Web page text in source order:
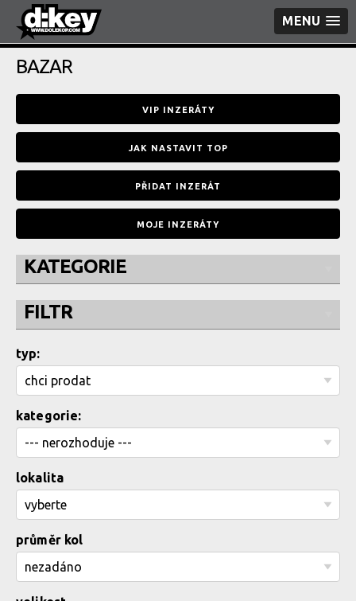
MENU
BAZAR
VIP INZERÁTY
JAK NASTAVIT TOP
PŘIDAT INZERÁT
MOJE INZERÁTY
KATEGORIE
FILTR
typ:
kategorie:
lokalita
průměr kol